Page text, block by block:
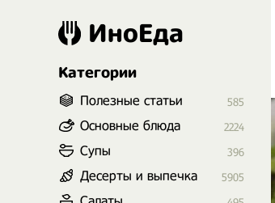
ИноЕда
Категории
Полезные статьи 585
Основные блюда 2224
Супы 396
Десерты и выпечка 5905